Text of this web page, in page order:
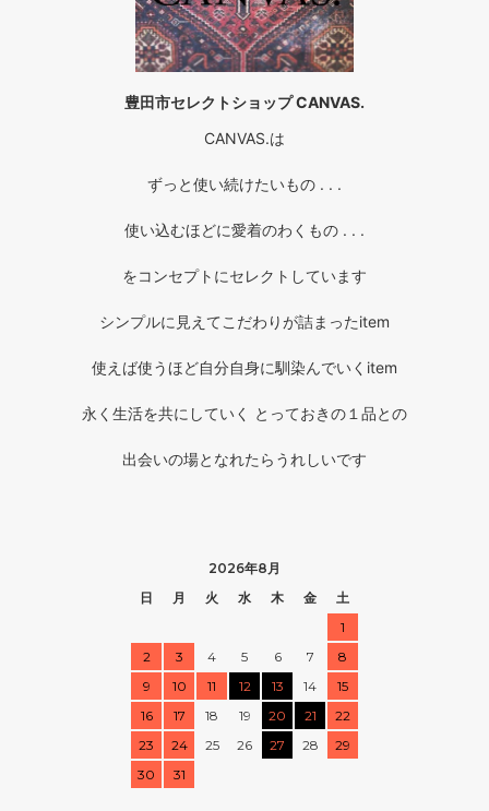
豊田市セレクトショップ CANVAS.
CANVAS.は
ずっと使い続けたいもの . . .
使い込むほどに愛着のわくもの . . .
をコンセプトにセレクトしています
シンプルに見えてこだわりが詰まったitem
使えば使うほど自分自身に馴染んでいくitem
永く生活を共にしていく とっておきの１品との
出会いの場となれたらうれしいです
2026年8月
日
月 火 水 木 金
土
1
2
3 4 5 6 7
8
9
10 11 12 13 14
15
16
17 18 19 20 21
22
23
24 25 26 27 28
29
30
31